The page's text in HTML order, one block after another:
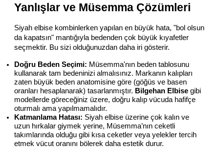
Yanlışlar ve Müsemma Çözümleri
Siyah elbise kombinlerken yapılan en büyük hata, "bol olsun
da kapatsın" mantığıyla bedenden çok büyük kıyafetler
seçmektir. Bu sizi olduğunuzdan daha iri gösterir.
Doğru Beden Seçimi: Müsemma'nın beden tablosunu
kullanarak tam bedeninizi almalısınız. Markanın kalıpları
zaten büyük beden anatomisine göre (göğüs ve basen
oranları hesaplanarak) tasarlanmıştır. Bilgehan Elbise gibi
modellerde göreceğiniz üzere, doğru kalıp vücuda hafifçe
oturmalı ama yapılmamalıdır.
Katmanlama Hatası: Siyah elbise üzerine çok kalın ve
uzun hırkalar giymek yerine, Müsemma’nın ceketli
takımlarında olduğu gibi kısa ceketler veya yelekler tercih
etmek vücut oranını bölerek daha estetik durur.